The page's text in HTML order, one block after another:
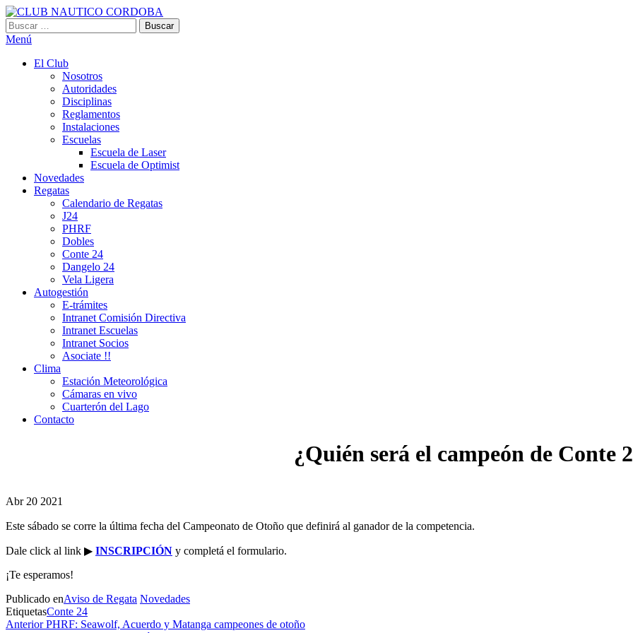
Saltar
al
contenido
CLUB NAUTICO CORDOBA
VILLA CARLOS PAZ
Buscar:
Menú
El Club
Nosotros
Autoridades
Disciplinas
Reglamentos
Instalaciones
Escuelas
Escuela de Laser
Escuela de Optimist​
Novedades
Regatas
Calendario de Regatas
J24
PHRF
Dobles
Conte 24
Dangelo 24
Vela Ligera
Autogestión
E-trámites
Intranet Comisión Directiva
Intranet Escuelas
Intranet Socios
Asociate !!
Clima
Estación Meteorológica
Cámaras en vivo
Cuarterón del Lago
Contacto
¿Quién será el campeón de Conte
Abr 20 2021
Este sábado se corre la última fecha del Campeonato de Otoño que definirá al ganador de la competencia.⠀
Dale click al link ▶ INSCRIPCIÓN y completá el formulario.
¡Te esperamos!
Publicado enAviso de Regata Novedades
EtiquetasConte 24
Navegación
Entrada
Anterior PHRF: Seawolf, Acuerdo y Matanga campeones de otoño